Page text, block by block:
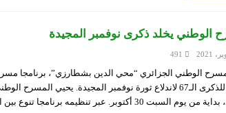
الوطني يخلد ذكرى نوفمبر المجيدة
491
الوطني الجزائري “محي الدين بشطارزي”، برنامجا
الوطني، بداية من يوم السبت 30 أكتوبر. عبر